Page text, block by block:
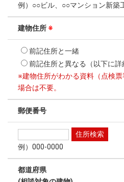
例）○○ビル、○○マンション新築
建物住所 ※
前記住所と一緒
前記住所と異なる（以下に詳
※建物住所がわかる資料（点検
場合は不要。
郵便番号
例）000-0000
都道府県